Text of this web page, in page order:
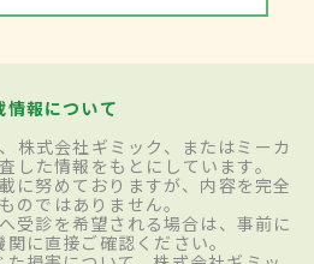
情報について
株式会社ギミック、またはミーカ
した情報をもとにしています。
に努めておりますが、内容を完全
のではありません。
受診を希望される場合は、事前に
に直接ご確認ください。